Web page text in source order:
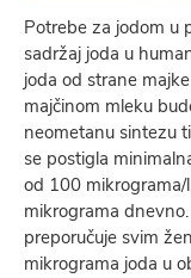
Potrebe za jodom u
sadržaj joda u
joda od strane
majčinom mleku
neometanu sintezu
se postigla
od 100 mikrograma/
mikrograma
preporučuje svim
mikrograma joda u